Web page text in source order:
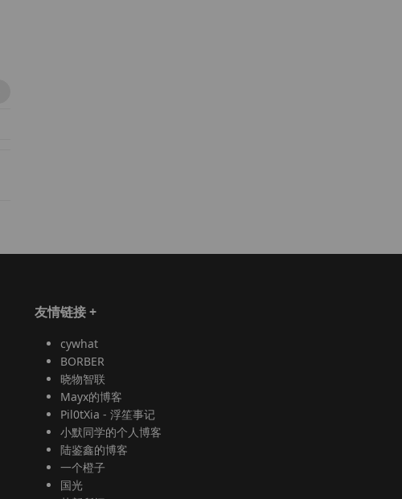
友情链接+
cywhat
BORBER
晓物智联
Mayx的博客
Pil0tXia - 浮笙事记
小默同学的个人博客
陆鉴鑫的博客
一个橙子
国光